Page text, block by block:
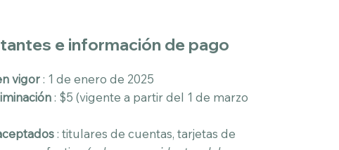
e información de pago
vigor: 1 de enero de 2025
: $5 (vigente a partir del 1 de marzo
: titulares de cuentas, tarjetas de